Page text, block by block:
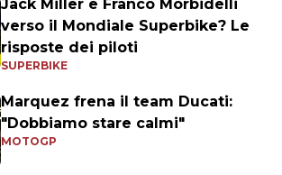
Jack Miller e Franco Morbidelli
verso il Mondiale Superbike? Le
risposte dei piloti
SUPERBIKE
Marquez frena il team Ducati:
"Dobbiamo stare calmi"
MOTOGP